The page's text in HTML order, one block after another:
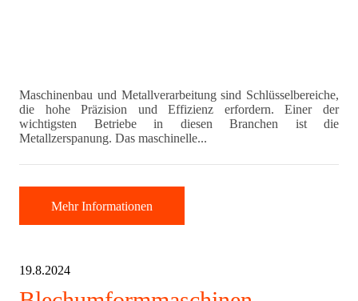
Maschinenbau und Metallverarbeitung sind Schlüsselbereiche,
die hohe Präzision und Effizienz erfordern. Einer der
wichtigsten Betriebe in diesen Branchen ist die
Metallzerspanung. Das maschinelle...
Mehr Informationen
19.8.2024